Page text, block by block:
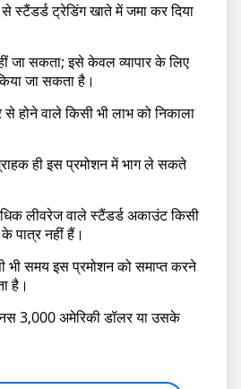
स्टैंडर्ड ट्रेडिंग खाते में जमा कर दिया
जा सकता; इसे केवल व्यापार के लिए
जा सकता है।
से होने वाले किसी भी लाभ को निकाला
ही इस प्रमोशन में भाग ले सकते
लीवरेज वाले स्टैंडर्ड अकाउंट किसी
पात्र नहीं हैं।
समय इस प्रमोशन को समाप्त करने
है।
3,000 अमेरिकी डॉलर या उसके